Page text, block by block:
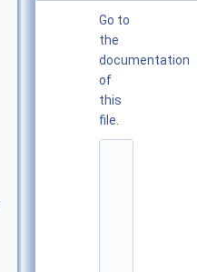
Go to
the
documentation
of
this
file.